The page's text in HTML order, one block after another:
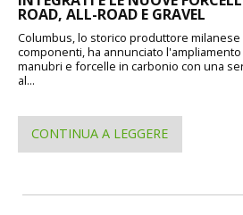
ROAD, ALL-ROAD E GRAVEL
Columbus, lo storico produttore
componenti, ha annunciato
manubri e forcelle in carbonio con una
al...
CONTINUA A LEGGERE